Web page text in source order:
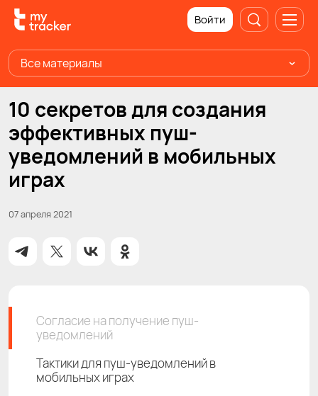
Войти
Все материалы
10 секретов для создания
эффективных пуш-
уведомлений в мобильных
играх
07 апреля 2021
Согласие на получение пуш-
уведомлений
Тактики для пуш-уведомлений в
мобильных играх